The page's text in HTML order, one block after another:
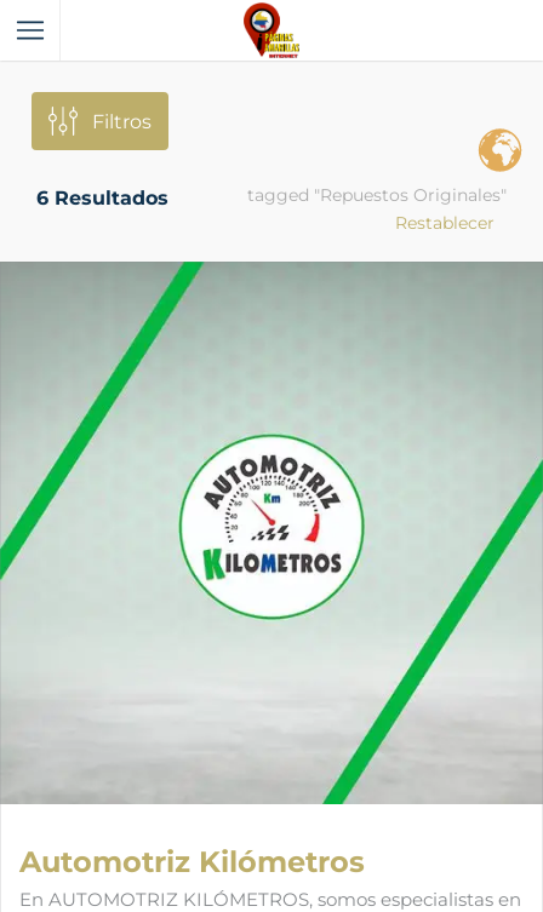
Filtros
6 Resultados
tagged "Repuestos Originales"
Restablecer
Automotriz Kilómetros
En AUTOMOTRIZ KILÓMETROS, somos especialistas en